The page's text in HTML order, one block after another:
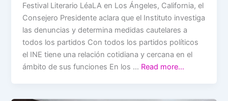
Festival Literario LéaLA en Los Ángeles, California, el
Consejero Presidente aclara que el Instituto investiga
las denuncias y determina medidas cautelares a
todos los partidos Con todos los partidos políticos
el INE tiene una relación cotidiana y cercana en el
ámbito de sus funciones En los … Read more…